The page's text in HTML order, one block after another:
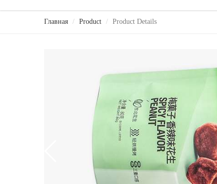
Главная Product Product Details